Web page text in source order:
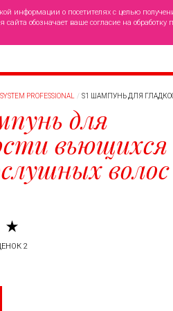
информации о посетителях с целью
обозначает ваше согласие на
SYSTEM PROFESSIONAL S1 ШАМПУНЬ ДЛЯ
для
вьющихся
волос
2